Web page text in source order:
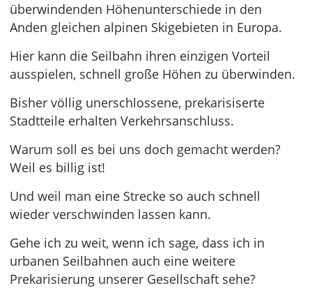
überwindenden Höhenunterschiede in den
Anden gleichen alpinen Skigebieten in Europa.
Hier kann die Seilbahn ihren einzigen Vorteil
ausspielen, schnell große Höhen zu überwinden.
Bisher völlig unerschlossene, prekarisiserte
Stadtteile erhalten Verkehrsanschluss.
Warum soll es bei uns doch gemacht werden?
Weil es billig ist!
Und weil man eine Strecke so auch schnell
wieder verschwinden lassen kann.
Gehe ich zu weit, wenn ich sage, dass ich in
urbanen Seilbahnen auch eine weitere
Prekarisierung unserer Gesellschaft sehe?